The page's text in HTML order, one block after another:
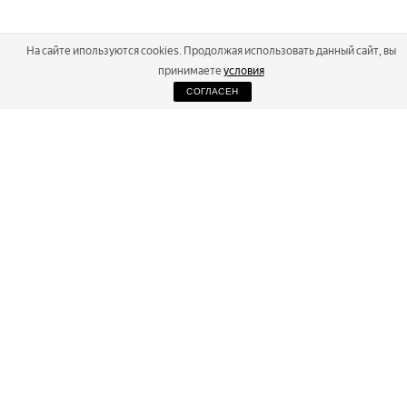
2026
На сайте ипользуются cookies. Продолжая использовать данный сайт, вы
принимаете условия
СОГЛАСЕН